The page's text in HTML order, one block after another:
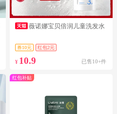
薇诺娜宝贝倍润儿童洗发水
券10元 红包2元
¥ 10.9 已售10+件
红包补贴